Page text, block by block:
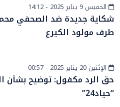
أخبار الصحراء
الخميس 9 يناير 2025 - 14:12
شكاية جديدة ضد الصحفي
طرف مولود الكيرع
أخبار عامةالإثنين 20 يناير 2025 - 00:57
حق الرد مكفول: توضيح بشأن
“حياد24”